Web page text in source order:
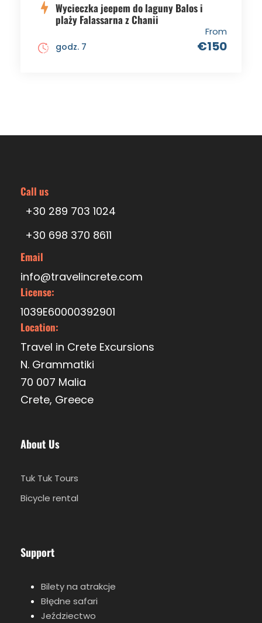
Wycieczka jeepem do laguny Balos i
plaży Falassarna z Chanii
From
€150
godz. 7
Call us
+30 289 703 1024
+30 698 370 8611
Email
info@travelincrete.com
License:
1039E60000392901
Location:
Travel in Crete Excursions
N. Grammatiki
70 007 Malia
Crete, Greece
About Us
Tuk Tuk Tours
Bicycle rental
Support
Bilety na atrakcje
Błędne safari
Jeździectwo